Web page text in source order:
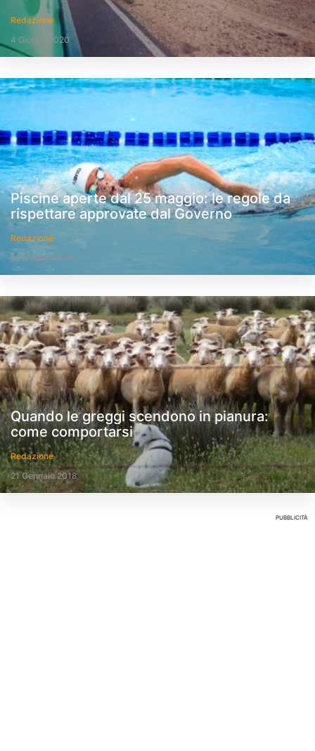
Redazione
4 Giugno 2020
Piscine aperte dal 25 maggio: le regole da
rispettare approvate dal Governo
Redazione
19 Maggio 2020
Quando le greggi scendono in pianura:
come comportarsi
Redazione
21 Gennaio 2018
PUBBLICITÀ